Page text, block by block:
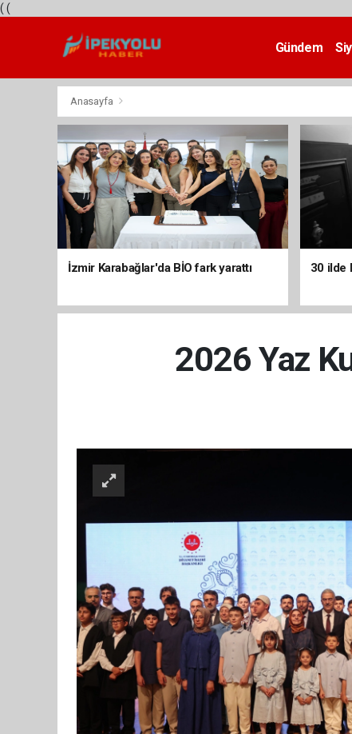
( (
Gündem
Anasayfa
İzmir Karabağlar'da BİO fark yarattı 30 ilde
2026 Yaz